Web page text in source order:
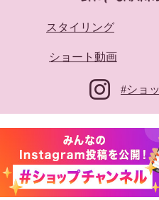
７号
スタイリング
ショート動画
#ショ